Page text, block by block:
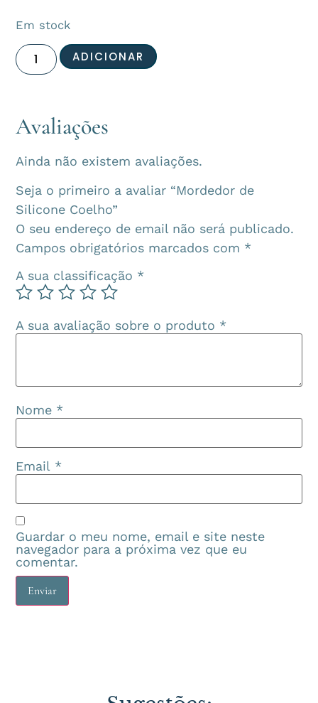
Em stock
ADICIONAR
Avaliações
Ainda não existem avaliações.
Seja o primeiro a avaliar “Mordedor de
Silicone Coelho”
O seu endereço de email não será publicado.
Campos obrigatórios marcados com *
A sua classificação *
A sua avaliação sobre o produto *
Nome *
Email *
Guardar o meu nome, email e site neste
navegador para a próxima vez que eu
comentar.